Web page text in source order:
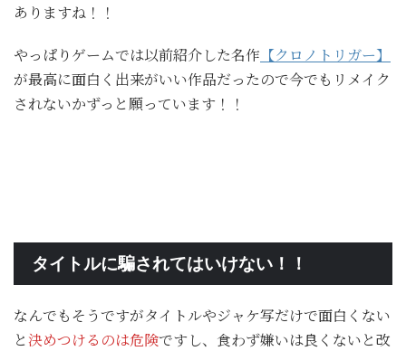
ありますね！！
やっぱりゲームでは以前紹介した名作 【クロノトリガー】
が最高に面白く出来がいい作品だったので今でもリメイク
されないかずっと願っています！！
タイトルに騙されてはいけない！！
なんでもそうですがタイトルやジャケ写だけで面白くない
と決めつけるのは危険ですし、食わず嫌いは良くないと改